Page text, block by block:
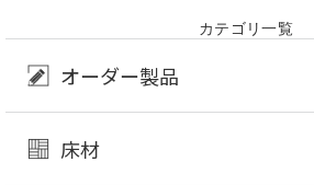
カテゴリ一覧
オーダー製品
床材